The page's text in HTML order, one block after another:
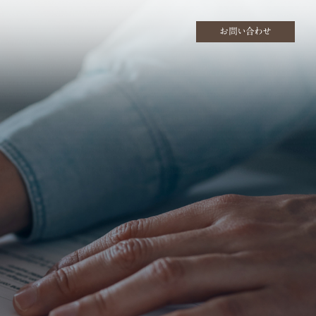
｜≪公式≫ブランズタワー大阪
お問い合わせ